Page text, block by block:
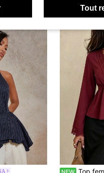
Top femme bordeaux avec col en
Tout